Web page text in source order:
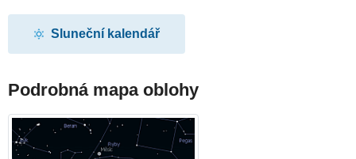
Sluneční kalendář
Podrobná mapa oblohy